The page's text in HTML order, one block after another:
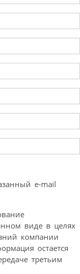
e-mail
виде в целях
компании
остается
третьим